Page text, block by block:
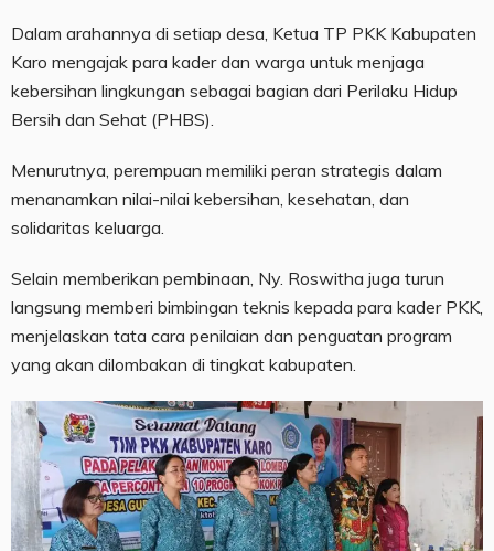
Dalam arahannya di setiap desa, Ketua TP PKK Kabupaten
Karo mengajak para kader dan warga untuk menjaga
kebersihan lingkungan sebagai bagian dari Perilaku Hidup
Bersih dan Sehat (PHBS).
Menurutnya, perempuan memiliki peran strategis dalam
menanamkan nilai-nilai kebersihan, kesehatan, dan
solidaritas keluarga.
Selain memberikan pembinaan, Ny. Roswitha juga turun
langsung memberi bimbingan teknis kepada para kader PKK,
menjelaskan tata cara penilaian dan penguatan program
yang akan dilombakan di tingkat kabupaten.